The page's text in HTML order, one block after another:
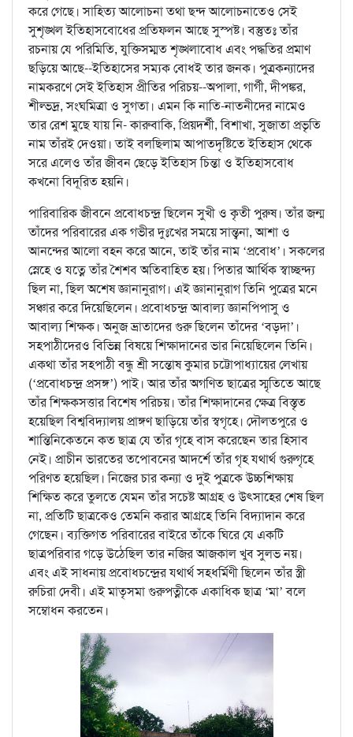
করে গেছে। সাহিত্য আলোচনা তথা ছন্দ আলোচনাতেও সেই
সুশৃঙ্খল ইতিহাসবোধের প্রতিফলন আছে সুস্পষ্ট। বস্তুতঃ তাঁর
রচনায় যে পরিমিতি, যুক্তিসম্মত শৃঙ্খলাবোধ এবং পদ্ধতির প্রমাণ
ছড়িয়ে আছে--ইতিহাসের সম্যক বোধই তার জনক। পুত্রকন্যাদের
নামকরণে সেই ইতিহাস প্রীতির পরিচয়--অপালা, গার্গী, দীপঙ্কর,
শীল্ভদ্র, সংঘমিত্রা ও সুগতা। এমন কি নাতি-নাতনীদের নামেও
তার রেশ মুছে যায় নি- কারুবাকি, প্রিয়দর্শী, বিশাখা, সুজাতা প্রভৃতি
নাম তাঁরই দেওয়া। তাই বলছিলাম আপাতদৃষ্টিতে ইতিহাস থেকে
সরে এলেও তাঁর জীবন ছেড়ে ইতিহাস চিন্তা ও ইতিহাসবোধ
কখনো বিদূরিত হয়নি।
পারিবারিক জীবনে প্রবোধচন্দ্র ছিলেন সুখী ও কৃতী পুরুষ। তাঁর জন্ম
তাঁদের পরিবারের এক গভীর দুঃখের সময়ে সান্ত্বনা, আশা ও
আনন্দের আলো বহন করে আনে, তাই তাঁর নাম ‘প্রবোধ’। সকলের
স্নেহে ও যত্নে তাঁর শৈশব অতিবাহিত হয়। পিতার আর্থিক স্বাচ্ছন্দ্য
ছিল না, ছিল অশেষ জ্ঞানানুরাগ। এই জ্ঞানানুরাগ তিনি পুত্রের মনে
সঞ্চার করে দিয়েছিলেন। প্রবোধচন্দ্র আবাল্য জ্ঞানপিপাসু ও
আবাল্য শিক্ষক। অনুজ ভ্রাতাদের গুরু ছিলেন তাঁদের ‘বড়দা’।
সহপাঠীদেরও বিভিন্ন বিষয়ে শিক্ষাদানের ভার নিয়েছিলেন তিনি।
একথা তাঁর সহপাঠী বন্ধু শ্রী সন্তোষ কুমার চট্টোপাধ্যায়ের লেখায়
(‘প্রবোধচন্দ্র প্রসঙ্গ’) পাই। আর তাঁর অগণিত ছাত্রের স্মৃতিতে আছে
তাঁর শিক্ষকসত্তার বিশেষ পরিচয়। তাঁর শিক্ষাদানের ক্ষেত্র বিস্তৃত
হয়েছিল বিশ্ববিদ্যালয় প্রাঙ্গণ ছাড়িয়ে তাঁর স্বগৃহে। দৌলতপুরে ও
শান্তিনিকেতনে কত ছাত্র যে তাঁর গৃহে বাস করেছেন তার হিসাব
নেই। প্রাচীন ভারতের তপোবনের আদর্শে তাঁর গৃহ যথার্থ গুরুগৃহে
পরিণত হয়েছিল। নিজের চার কন্যা ও দুই পুত্রকে উচ্চশিক্ষায়
শিক্ষিত করে তুলতে যেমন তাঁর সচেষ্ট আগ্রহ ও উৎসাহের শেষ ছিল
না, প্রতিটি ছাত্রকেও তেমনি করার আগ্রহে তিনি বিদ্যাদান করে
গেছেন। ব্যক্তিগত পরিবারের বাইরে তাঁকে ঘিরে যে একটি
ছাত্রপরিবার গড়ে উঠেছিল তার নজির আজকাল খুব সুলভ নয়।
এবং এই সাধনায় প্রবোধচন্দ্রের যথার্থ সহধর্মিণী ছিলেন তাঁর স্ত্রী
রুচিরা দেবী। এই মাতৃসমা গুরুপত্নীকে একাধিক ছাত্র ‘মা’ বলে
সম্বোধন করতেন।